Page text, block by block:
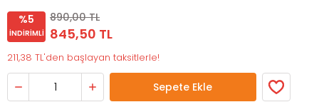
%5
İNDIRIMLI
890,00 TL
845,50 TL
211,38 TL'den başlayan taksitlerle!
Sepete Ekle